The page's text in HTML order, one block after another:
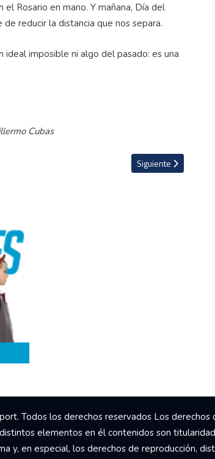
Rosario en mano. Y mañana, Día del
reducir la distancia que nos separa.
ideal imposible ni algo del pasado: es una
Cubas
a envejecer con sabiduría Artículo siguiente:
Siguiente
Todos los derechos reservados Los
elementos en él contenidos son
en especial, los derechos de reproducción,